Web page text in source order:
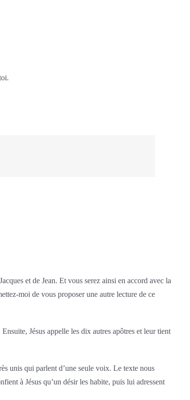
et de Jean. Et vous serez ainsi en accord avec la
moi de vous proposer une autre lecture de ce
Jésus appelle les dix autres apôtres et leur tient
unis qui parlent d’une seule voix. Le texte nous
à Jésus qu’un désir les habite, puis lui adressent